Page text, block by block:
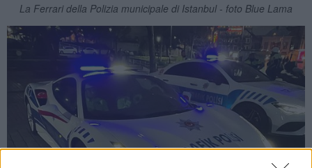
La Ferrari della Polizia municipale di Istanbul - foto Blue Lama